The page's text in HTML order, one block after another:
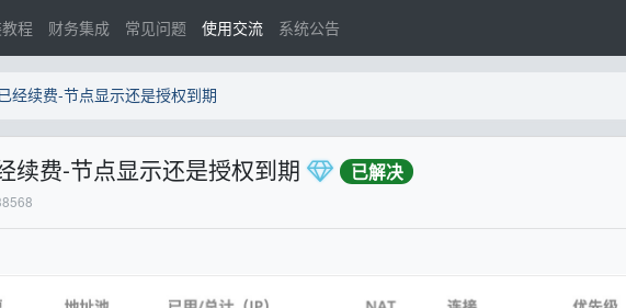
程 财务集成 常见问题 使用交流 系统公告
经续费-节点显示还是授权到期
续费-节点显示还是授权到期 已解决